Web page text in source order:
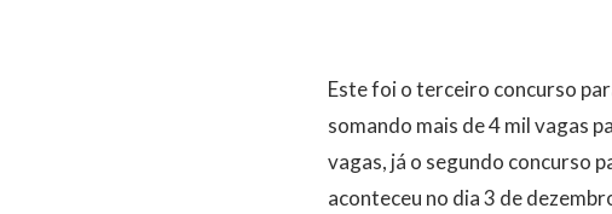
Este foi o terceiro concurso
somando mais de 4 mil vagas
vagas, já o segundo concurso
aconteceu no dia 3 de